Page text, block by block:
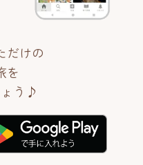
だけの
を
う♪